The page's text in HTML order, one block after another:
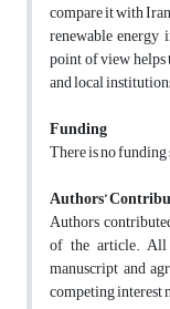
compare it with
renewable
point of view
and local
Funding
There is no
Authors’
Authors
of the article. All
manuscript and
competing interest